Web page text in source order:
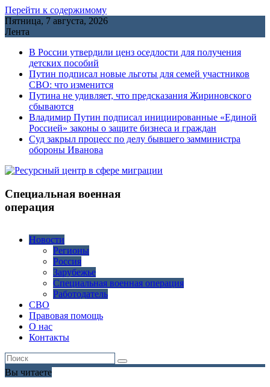
Перейти к содержимому
Пятница, 7 августа, 2026
Лента
В России утвердили ценз оседлости для получения
детских пособий
Путин подписал новые льготы для семей участников
СВО: что изменится
Путина не удивляет, что предсказания Жириновского
сбываются
Владимир Путин подписал инициированные «Единой
Россией» законы о защите бизнеса и граждан
Cуд закрыл процесс по делу бывшего замминистра
обороны Иванова
Специальная военная
операция
Новости
Регионы
Россия
Зарубежье
Специальная военная операция
Работодатель
СВО
Правовая помощь
О нас
Контакты
Вы читаете